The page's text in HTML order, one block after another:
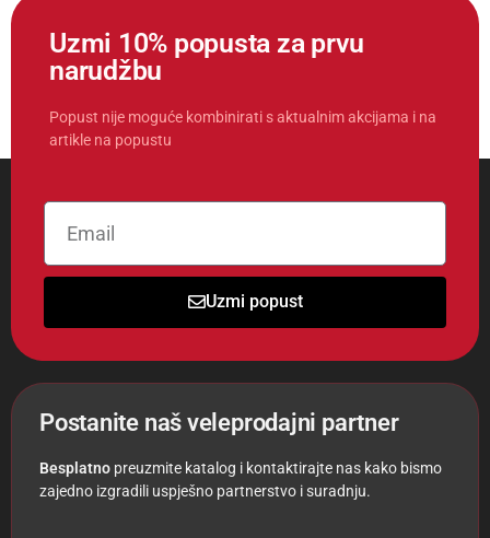
Uzmi 10% popusta za prvu
narudžbu
Popust nije moguće kombinirati s aktualnim akcijama i na
artikle na popustu
Uzmi popust
Postanite naš veleprodajni partner
Besplatno preuzmite katalog i kontaktirajte nas kako bismo
zajedno izgradili uspješno partnerstvo i suradnju.